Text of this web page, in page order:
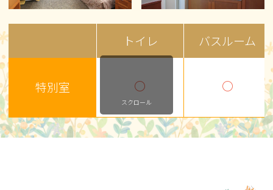
トイレ バスルーム
特別室 〇 〇
スクロール